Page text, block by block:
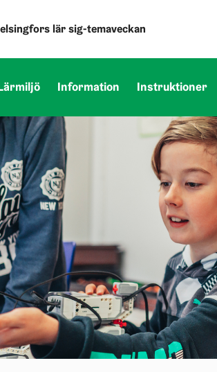
lär sig-temaveckan
Information Instruktioner